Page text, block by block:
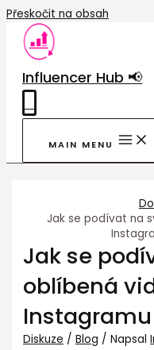
Přeskočit na obsah
Influencer Hub 📢
MAIN MENU
Jak se podívat na
Jak se
oblíbená
Instagramu
Diskuze /Blog / Napsal